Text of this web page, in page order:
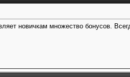
новичкам множество бонусов.